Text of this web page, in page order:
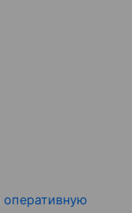
оперативную